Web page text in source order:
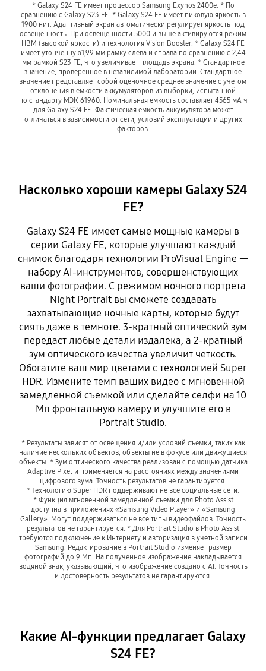
* Galaxy S24 FE имеет процессор Samsung Exynos 2400e. * По
сравнению с Galaxy S23 FE. * Galaxy S24 FE имеет пиковую яркость в
1900 нит. Адаптивный экран автоматически регулирует яркость под
освещенность. При освещенности 5000 и выше активируются режим
HBM (высокой яркости) и технология Vision Booster. * Galaxy S24 FE
имеет утонченную1,99 мм рамку слева и справа по сравнению с 2,44
мм рамкой S23 FE, что увеличивает площадь экрана. * Стандартное
значение, проверенное в независимой лаборатории. Стандартное
значение представляет собой оценочное среднее значение с учетом
отклонения в емкости аккумуляторов из выборки, испытанной
по стандарту МЭК 61960. Номинальная емкость составляет 4565 мА∙ч
для Galaxy S24 FE. Фактическая емкость аккумулятора может
отличаться в зависимости от сети, условий эксплуатации и других
факторов.
Насколько хороши камеры Galaxy S24
FE?
Galaxy S24 FE имеет самые мощные камеры в
серии Galaxy FE, которые улучшают каждый
снимок благодаря технологии ProVisual Engine —
набору AI-инструментов, совершенствующих
ваши фотографии. С режимом ночного портрета
Night Portrait вы сможете создавать
захватывающие ночные карты, которые будут
сиять даже в темноте. 3-кратный оптический зум
передаст любые детали издалека, а 2-кратный
зум оптического качества увеличит четкость.
Обогатите ваш мир цветами с технологией Super
HDR. Измените темп ваших видео с мгновенной
замедленной съемкой или сделайте селфи на 10
Мп фронтальную камеру и улучшите его в
Portrait Studio.
* Результаты зависят от освещения и/или условий съемки, таких как
наличие нескольких объектов, объекты не в фокусе или движущиеся
объекты. * Зум оптического качества реализован с помощью датчика
Adaptive Pixel и применяется на расстояниях между значениями
цифрового зума. Точность результатов не гарантируется.
* Технологию Super HDR поддерживают не все социальные сети.
* Функция мгновенной замедленной съемки для Photo Assist
доступна в приложениях «Samsung Video Player» и «Samsung
Gallery». Могут поддерживаться не все типы видеофайлов. Точность
результатов не гарантируется. * Для Portrait Studio в Photo Assist
требуются подключение к Интернету и авторизация в учетной записи
Samsung. Редактирование в Portrait Studio изменяет размер
фотографий до 9 Мп. На полученное изображение накладывается
водяной знак, указывающий, что изображение создано с AI. Точность
и достоверность результатов не гарантируются.
Какие AI-функции предлагает Galaxy
S24 FE?